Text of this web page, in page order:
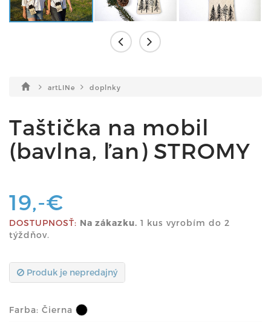
artLINe doplnky
Taštička na mobil
(bavlna, ľan) STROMY
19,-€
DOSTUPNOSŤ: Na zákazku. 1 kus vyrobím do 2
týždňov.
Produk je nepredajný
Farba: Čierna